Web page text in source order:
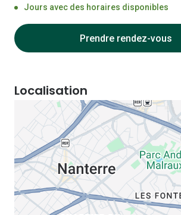
Jours avec des horaires disponibles
Prendre rendez-vous
Localisation